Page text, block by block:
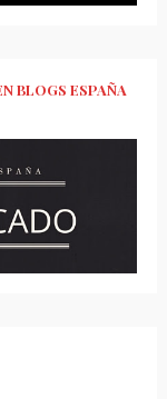
BLOGS ESPAÑA